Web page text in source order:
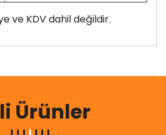
ve KDV dahil değildir.
Ürünler